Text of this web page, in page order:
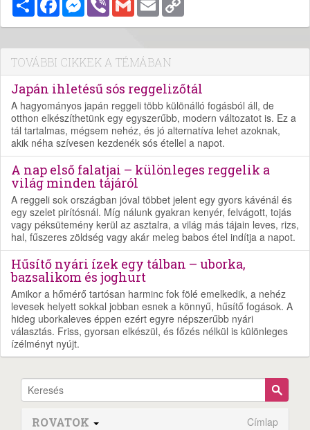
TOVÁBBI CIKKEK A TÉMÁBAN
Japán ihletésű sós reggelizőtál
A hagyományos japán reggeli több különálló fogásból áll, de
otthon elkészíthetünk egy egyszerűbb, modern változatot is. Ez a
tál tartalmas, mégsem nehéz, és jó alternatíva lehet azoknak,
akik néha szívesen kezdenék sós étellel a napot.
A nap első falatjai – különleges reggelik a
világ minden tájáról
A reggeli sok országban jóval többet jelent egy gyors kávénál és
egy szelet pirítósnál. Míg nálunk gyakran kenyér, felvágott, tojás
vagy péksütemény kerül az asztalra, a világ más tájain leves, rizs,
hal, fűszeres zöldség vagy akár meleg babos étel indítja a napot.
Hűsítő nyári ízek egy tálban – uborka,
bazsalikom és joghurt
Amikor a hőmérő tartósan harminc fok fölé emelkedik, a nehéz
levesek helyett sokkal jobban esnek a könnyű, hűsítő fogások. A
hideg uborkaleves éppen ezért egyre népszerűbb nyári
választás. Friss, gyorsan elkészül, és főzés nélkül is különleges
ízélményt nyújt.
ROVATOK Címlap